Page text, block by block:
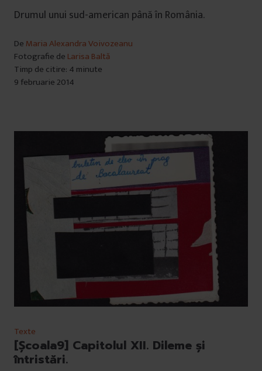
Drumul unui sud-american până în România.
De Maria Alexandra Voivozeanu
Fotografie de Larisa Baltă
Timp de citire: 4 minute
9 februarie 2014
Texte
[Școala9] Capitolul XII. Dileme și
întristări.